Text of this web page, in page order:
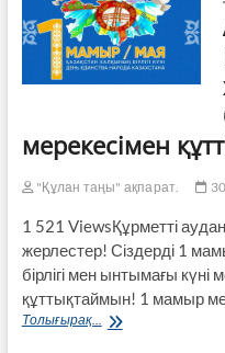
мерекесімен
"Құлан таңы" ақпарат.
1 521 ViewsҚұрметті
жерлестер! Сіздерді 1
бірлігі мен ынтымағы
құттықтаймын! 1 мамыр
Толығырақ...
Аудан